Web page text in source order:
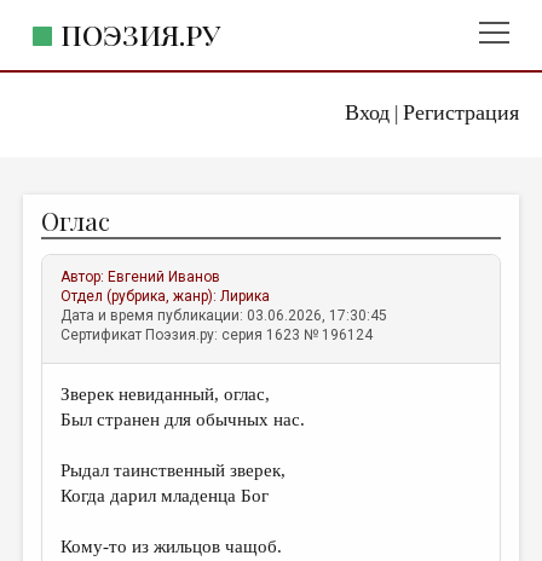
Вход| Регистрация
ПОЭЗИЯ.РУ
ЖАНРЫ
АВТОРЫ
КОММЕНТАРИИ
ЛИТСАЛОН
НОВОСТИ
ОТДЕЛЫ И РУБРИКИ
ИЗБРАННОЕ
Оглас
Автор: Евгений Иванов
Отдел (рубрика, жанр):Лирика
Дата и время публикации: 03.06.2026, 17:30:45
Сертификат Поэзия.ру: серия 1623 № 196124
Зверек невиданный, оглас,
Был странен для обычных нас.
Рыдал таинственный зверек,
Когда дарил младенца Бог
Кому-то из жильцов чащоб.